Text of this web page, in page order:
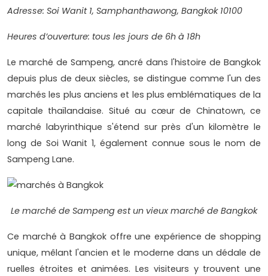
Adresse: Soi Wanit 1, Samphanthawong, Bangkok 10100
Heures d’ouverture: tous les jours de 6h à 18h
Le marché de Sampeng, ancré dans l'histoire de Bangkok
depuis plus de deux siècles, se distingue comme l'un des
marchés les plus anciens et les plus emblématiques de la
capitale thaïlandaise. Situé au cœur de Chinatown, ce
marché labyrinthique s'étend sur près d'un kilomètre le
long de Soi Wanit 1, également connue sous le nom de
Sampeng Lane.
Le marché de Sampeng est un vieux marché de Bangkok
Ce marché à Bangkok offre une expérience de shopping
unique, mêlant l'ancien et le moderne dans un dédale de
ruelles étroites et animées. Les visiteurs y trouvent une